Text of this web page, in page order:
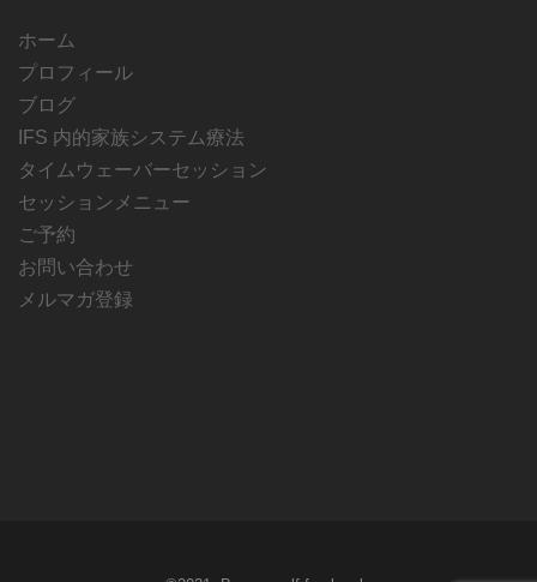
ホーム
プロフィール
ブログ
IFS 内的家族システム療法
タイムウェーバーセッション
セッションメニュー
ご予約
お問い合わせ
メルマガ登録